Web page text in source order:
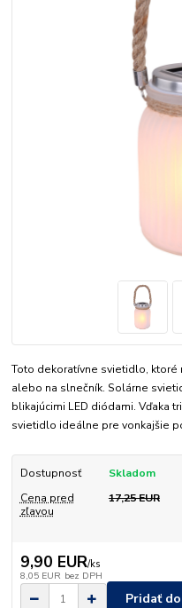
Toto dekoratívne svietidlo, ktoré
alebo na slnečník. Solárne
blikajúcimi LED diódami. Vďaka
svietidlo ideálne pre vonkajšie
Dostupnosť
Skladom
Cena pred
zľavou
17,25 EUR
9,90 EUR/ks
8,05 EUR bez DPH
Pridať